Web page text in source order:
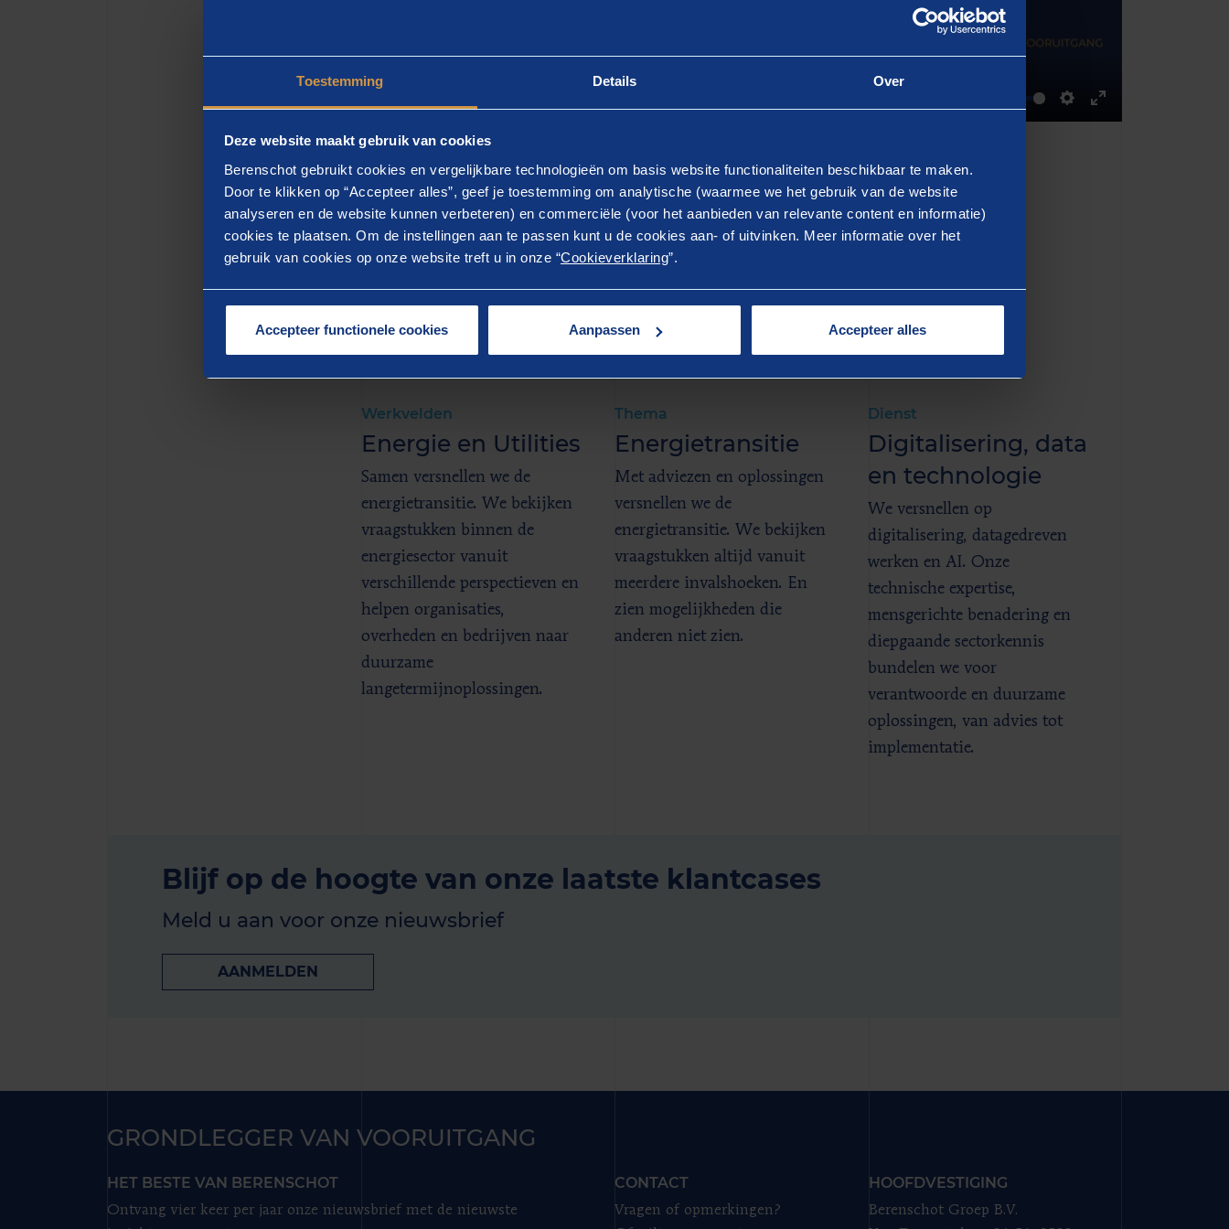
Toestemming Details Over
Deze website maakt gebruik van cookies
Berenschot gebruikt cookies en vergelijkbare technologieën om basis website functionaliteiten beschikbaar te maken.
Door te klikken op “Accepteer alles”, geef je toestemming om analytische (waarmee we het gebruik van de website
analyseren en de website kunnen verbeteren) en commerciële (voor het aanbieden van relevante content en informatie)
cookies te plaatsen. Om de instellingen aan te passen kunt u de cookies aan- of uitvinken. Meer informatie over het
gebruik van cookies op onze website treft u in onze “Cookieverklaring”.
Accepteer functionele cookies Aanpassen Accepteer alles
Settings
Enter
GERELATEERD
Meer weten?
Werkvelden
Energie en Utilities
Samen versnellen we de
energietransitie. We bekijken
vraagstukken binnen de
energiesector vanuit
verschillende perspectieven en
helpen organisaties,
overheden en bedrijven naar
duurzame
langetermijnoplossingen.
Thema
Energietransitie
Met adviezen en oplossingen
versnellen we de
energietransitie. We bekijken
vraagstukken altijd vanuit
meerdere invalshoeken. En
zien mogelijkheden die
anderen niet zien.
Dienst
Digitalisering, data
en technologie
We versnellen op
digitalisering, datagedreven
werken en AI. Onze
technische expertise,
mensgerichte benadering en
diepgaande sectorkennis
bundelen we voor
verantwoorde en duurzame
oplossingen, van advies tot
implementatie.
Blijf op de hoogte van onze laatste klantcases
Meld u aan voor onze nieuwsbrief
AANMELDEN
GRONDLEGGER VAN VOORUITGANG
HET BESTE VAN BERENSCHOT
Ontvang vier keer per jaar onze nieuwsbrief met de nieuwste
CONTACT
Vragen of opmerkingen?
HOOFDVESTIGING
Berenschot Groep B.V.